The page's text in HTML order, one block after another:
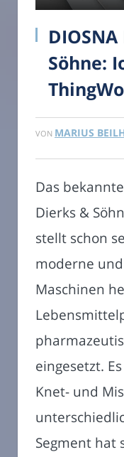
Söhne:
VON MARIUS
Das
Dierks &
stellt schon
moderne
Maschinen
eingesetzt.
Knet- und
Segment hat